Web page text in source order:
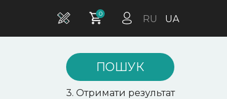
0 RU UA
ПОШУК
3. Отримати результат